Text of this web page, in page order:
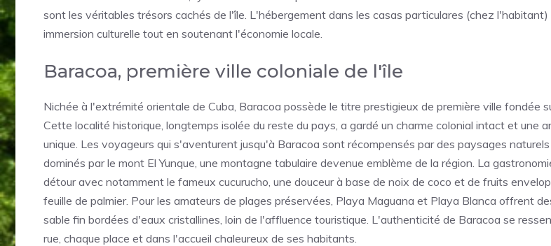
sont les véritables trésors cachés de l'île. L'hébergement dans les casas particulares (chez
immersion culturelle tout en soutenant l'économie locale.
Baracoa, première ville coloniale de l'île
Nichée à l'extrémité orientale de Cuba, Baracoa possède le titre prestigieux de première ville fondée
Cette localité historique, longtemps isolée du reste du pays, a gardé un charme colonial intact et une
unique. Les voyageurs qui s'aventurent jusqu'à Baracoa sont récompensés par des paysages
dominés par le mont El Yunque, une montagne tabulaire devenue emblème de la région. La
détour avec notamment le fameux cucurucho, une douceur à base de noix de coco et de fruits
feuille de palmier. Pour les amateurs de plages préservées, Playa Maguana et Playa Blanca offrent
sable fin bordées d'eaux cristallines, loin de l'affluence touristique. L'authenticité de Baracoa se
rue, chaque place et dans l'accueil chaleureux de ses habitants.